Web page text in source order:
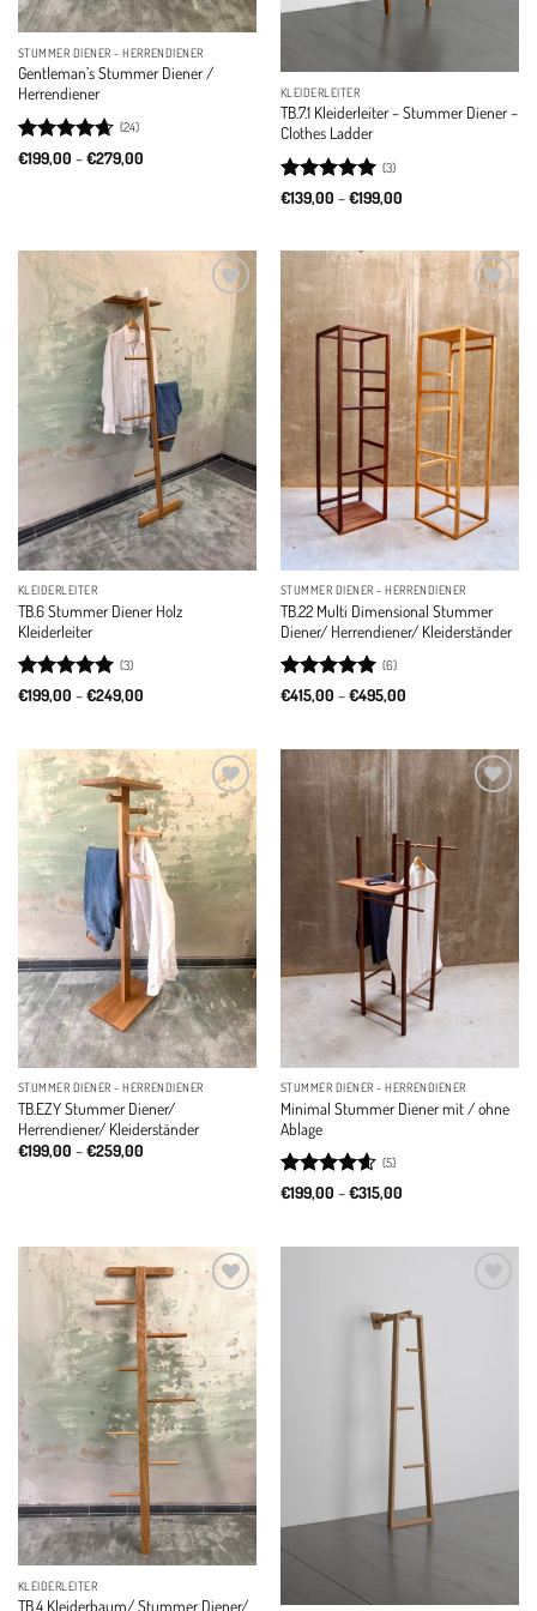
STUMMER DIENER - HERRENDIENER
Gentleman’s Stummer Diener /
Herrendiener
Rated 4.67
(24)
€199,00 –€279,00Price
KLEIDERLEITER
TB.7.1 Kleiderleiter – Stummer Diener –
Clothes Ladder
Rated 5
(3)
€139,00 –€199,00Price
€199,00
wishlist
KLEIDERLEITER
TB.6 Stummer Diener Holz
Kleiderleiter
Rated 5
(3)
€199,00 –€249,00Price
€249,00
Add to
wishlist
STUMMER DIENER - HERRENDIENER
TB.22 Multi Dimensional Stummer
Diener/ Herrendiener/ Kleiderständer
Rated 5
(6)
€415,00 –€495,00Price
€495,00
Add to
wishlist
STUMMER DIENER - HERRENDIENER
TB.EZY Stummer Diener/
Herrendiener/ Kleiderständer
€199,00 –€259,00Price
Add to
wishlist
STUMMER DIENER - HERRENDIENER
Minimal Stummer Diener mit / ohne
Ablage
Rated 4.6
(5)
€199,00 –€315,00Price
€315,00
KLEIDERLEITER
TB.4 Kleiderbaum/ Stummer Diener/